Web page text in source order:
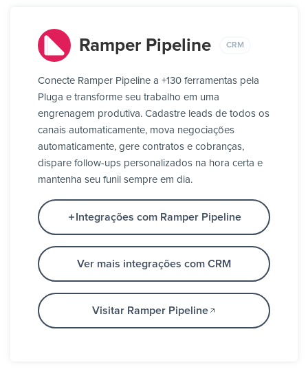
Ramper Pipeline CRM
Conecte Ramper Pipeline a +130 ferramentas pela
Pluga e transforme seu trabalho em uma
engrenagem produtiva. Cadastre leads de todos os
canais automaticamente, mova negociações
automaticamente, gere contratos e cobranças,
dispare follow-ups personalizados na hora certa e
mantenha seu funil sempre em dia.
Integrações com Ramper Pipeline
Ver mais integrações com CRM
Visitar Ramper Pipeline